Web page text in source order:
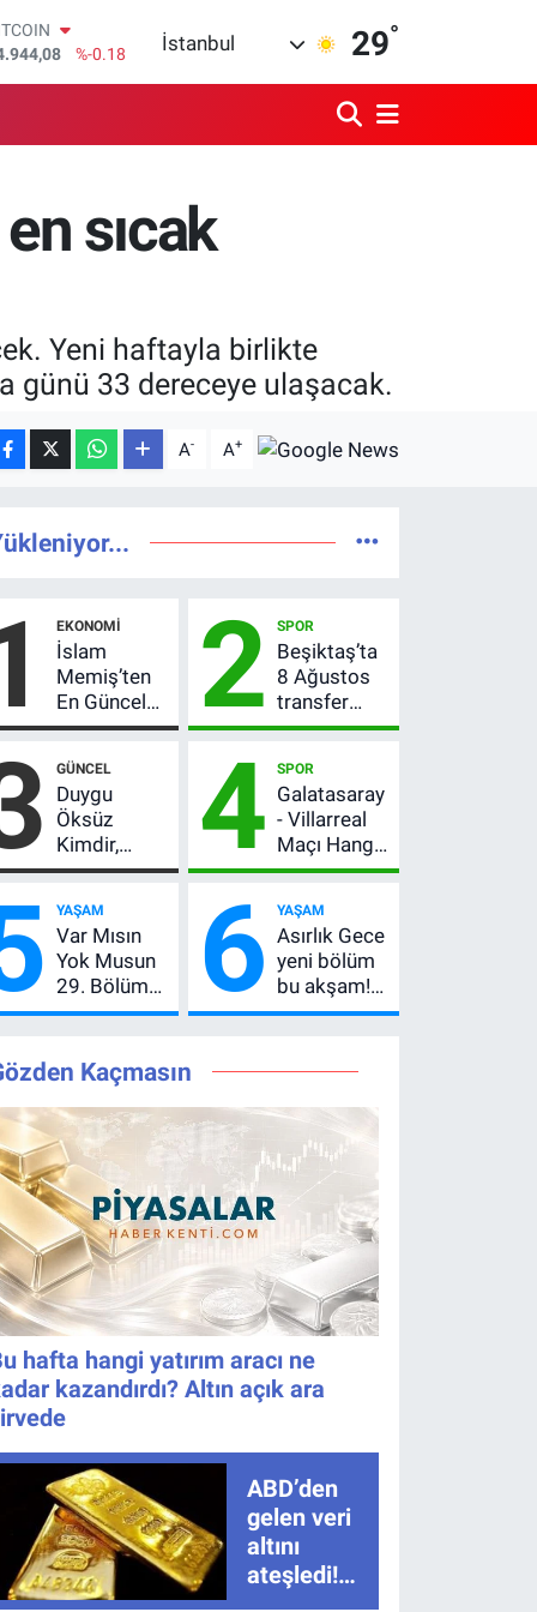
%0.18
%0.38
%-14
İstanbul 29°
sıcak
Yeni haftayla birlikte
günü 33 dereceye ulaşacak.
A- A+
EKONOMI
İslam
Memiş’ten
En Güncel
Altın
Gram Altın
İçin 6.350
TL Uyarısı,
Yıl Sonu
Beklentisi
Değişmedi
2 SPOR
Beşiktaş’ta
8 Ağustos
transfer
hareketliliği!
bölge için
düğmeye
bastı
GÜNCEL
Duygu
Öksüz
Kimdir,
Neden
Mersin
Basınının
Acı Kaybı
4 SPOR
Galatasaray
- Villarreal
Maçı Hangi
Kanalda?
Maçı Ne
Zaman, Saat
Kaçta,
Nereden
İzlenir?
YAŞAM
Var Mısın
Yok Musun
29. Bölüm
Ne Zaman?
Değişti, Yeni
Tarih Belli
Oldu!
6 YAŞAM
Asırlık Gece
yeni bölüm
bu akşam!
8. bölüm
Kaçmasın
hafta hangi yatırım aracı ne
kazandırdı? Altın açık ara
ABD’den
gelen veri
altını
ateşledi!
Tarım dışı